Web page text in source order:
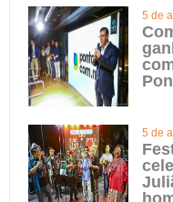
5 de
5 de